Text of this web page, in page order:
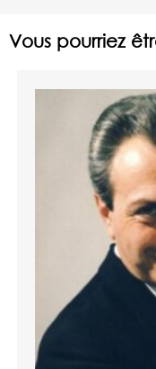
Vous pourriez